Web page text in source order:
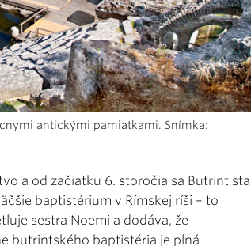
antickými pamiatkami. Snímka:
a od začiatku 6. storočia sa Butrint stal
baptistérium v Rímskej ríši – to
sestra Noemi a dodáva, že
butrintského baptistéria je plná